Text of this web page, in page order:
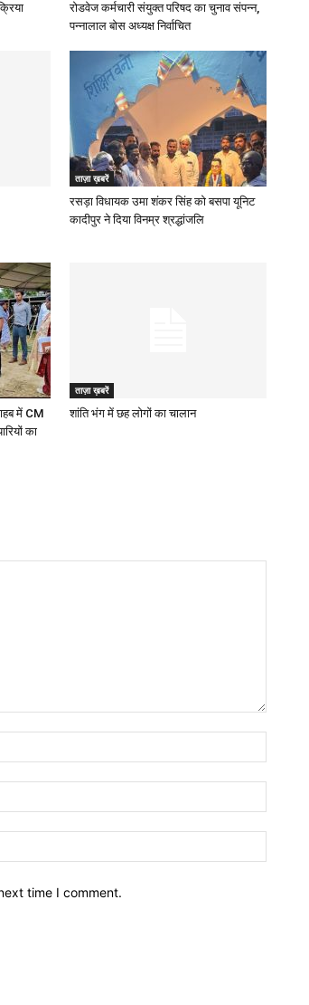
रोडवेज कर्मचारी संयुक्त परिषद का चुनाव संपन्न,
पन्नालाल बोस अध्यक्ष निर्वाचित
ताज़ा ख़बरें
रसड़ा विधायक उमा शंकर सिंह को बसपा यूनिट
कादीपुर ने दिया विनम्र श्रद्धांजलि
में CM
का
ताज़ा ख़बरें
शांति भंग में छह लोगों का चालान
time I comment.